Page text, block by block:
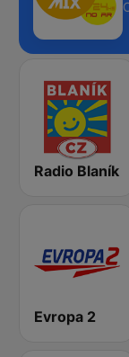
Radio Blaník
Evropa 2